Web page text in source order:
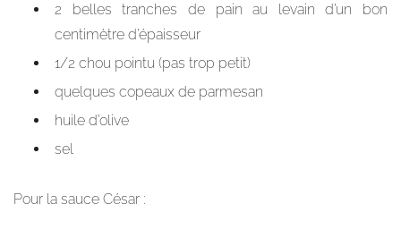
2 belles tranches de pain au levain d’un bon
centimètre d’épaisseur
1/2 chou pointu (pas trop petit)
quelques copeaux de parmesan
huile d’olive
sel
Pour la sauce César :